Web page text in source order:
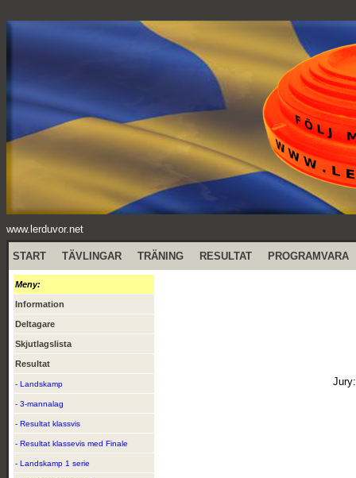
www.lerduvor.net
START TÄVLINGAR TRÄNING RESULTAT PROGRAMVARA
Meny:
Information
Deltagare
Skjutlagslista
Resultat
- Landskamp
- 3-mannalag
- Resultat klassvis
- Resultat klassevis med Finale
- Landskamp 1 serie